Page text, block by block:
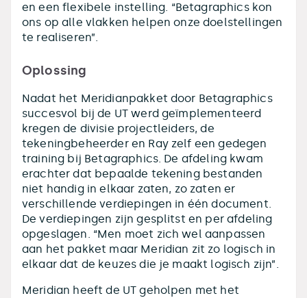
en een flexibele instelling. “Betagraphics kon
ons op alle vlakken helpen onze doelstellingen
te realiseren”.
Oplossing
Nadat het Meridianpakket door Betagraphics
succesvol bij de UT werd geïmplementeerd
kregen de divisie projectleiders, de
tekeningbeheerder en Ray zelf een gedegen
training bij Betagraphics. De afdeling kwam
erachter dat bepaalde tekening bestanden
niet handig in elkaar zaten, zo zaten er
verschillende verdiepingen in één document.
De verdiepingen zijn gesplitst en per afdeling
opgeslagen. “Men moet zich wel aanpassen
aan het pakket maar Meridian zit zo logisch in
elkaar dat de keuzes die je maakt logisch zijn”.
Meridian heeft de UT geholpen met het